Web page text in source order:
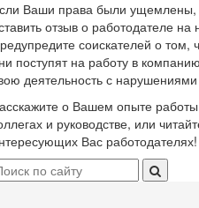
Ваши права были ущемлены,
отзыв о работодателе
соискателей о том,
поступят на работу в
деятельность с нарушениями
о Вашем опыте
и руководстве, или
Вас работодателях!